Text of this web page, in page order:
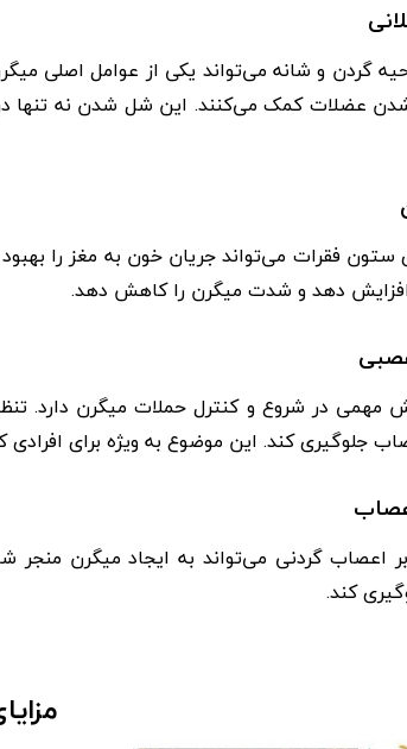
گردن و شانه می‌تواند یکی از عوامل اصلی
عضلات کمک می‌کنند. این شل شدن نه تنها
ستون فقرات می‌تواند جریان خون به مغز را
دهد و شدت میگرن را کاهش دهد.
در شروع و کنترل حملات میگرن دارد.
جلوگیری کند. این موضوع به ویژه برای
اعصاب گردنی می‌تواند به ایجاد میگرن منجر
کند.